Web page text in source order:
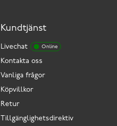
Kundtjänst
Livechat Online
Kontakta oss
Vanliga frågor
Köpvillkor
Retur
Tillgänglighetsdirektiv